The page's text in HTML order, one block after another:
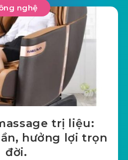
nghệ
trị liệu:
hưởng lợi trọn
đời.